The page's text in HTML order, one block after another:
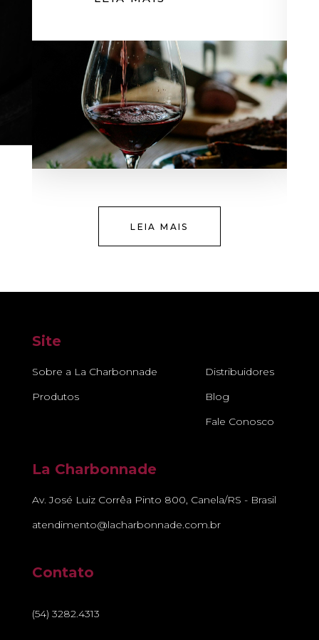
LEIA MAIS
Site
Sobre a La Charbonnade
Produtos
Distribuidores
Blog
Fale Conosco
La Charbonnade
Av. José Luiz Corrêa Pinto 800, Canela/RS - Brasil
atendimento@lacharbonnade.com.br
Contato
(54) 3282.4313